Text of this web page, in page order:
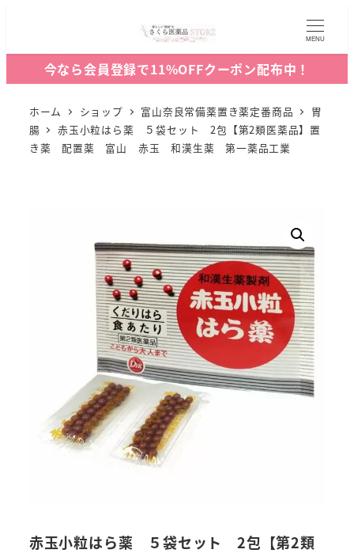
MENU
今なら会員登録で11%OFFクーポン配布中！
ホーム ショップ 富山奈良常備薬置き薬定番商品
胃
腸
赤玉小粒はら薬 ５袋セット 2包【第2類医薬品】置
き薬 配置薬 富山 赤玉 和漢生薬 第一薬品工業
赤玉小粒はら薬 ５袋セット 2包【第2類